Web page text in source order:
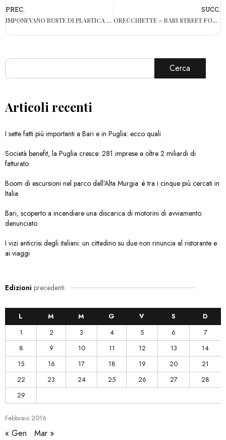
PREC.
IMPONEVANO BUSTE DI PLASTICA AI COMMERCIANTI, ARRESTI NEL CLAN DIOMEDE
SUCC.
ORECCHIETTE – BARI STREET FOOD
Cerca
Articoli recenti
I sette fatti più importanti a Bari e in Puglia: ecco quali
Società benefit, la Puglia cresce: 281 imprese e oltre 2 miliardi di
fatturato
Boom di escursioni nel parco dell’Alta Murgia: è tra i cinque più cercati in
Italia
Bari, scoperto a incendiare una discarica di motorini di avviamento:
denunciato
I vizi anticrisi degli italiani: un cittadino su due non rinuncia al ristorante e
ai viaggi
Edizioni precedenti
Febbraio 2016
L M M G V S
D
1
2 3 4 5 6
7
8
9 10 11 12 13
14
15
16 17 18 19 20
21
22
23 24 25 26 27
28
29
« Gen Mar »